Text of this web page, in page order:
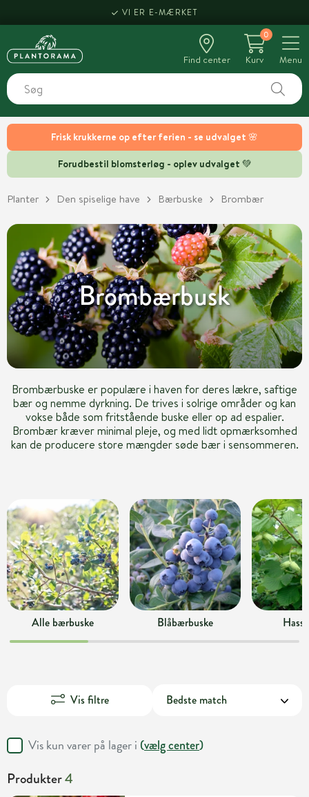
Frisk krukkerne op efter ferien - se udvalget 🌸
Forudbestil blomsterløg - oplev udvalget 💚
VI ER E-MÆRKET
Find center
0
Kurv
Menu
Planter Den spiselige have Bærbuske Brombær
Brombærbusk
Brombærbuske er populære i haven for deres lækre, saftige
bær og nemme dyrkning. De trives i solrige områder og kan
vokse både som fritstående buske eller op ad espalier.
Brombær kræver minimal pleje, og med lidt opmærksomhed
kan de producere store mængder søde bær i sensommeren.
Alle bærbuske Blåbærbuske
Vis filtre
Vis kun varer på lager i (vælg center)
Produkter4